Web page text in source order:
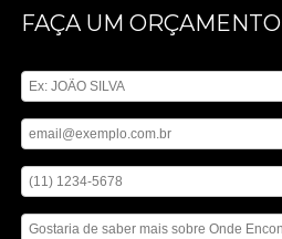
FAÇA UM ORÇAMENTO